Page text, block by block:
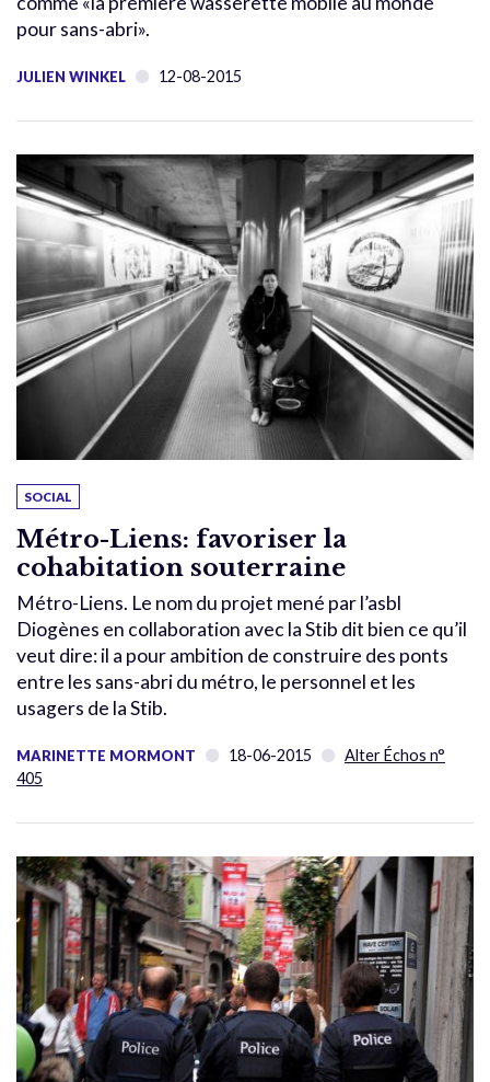
pour sans-abri».
JULIEN WINKEL 12-08-2015
SOCIAL
Métro-Liens: favoriser la
cohabitation souterraine
Métro-Liens. Le nom du projet mené par l’asbl
Diogènes en collaboration avec la Stib dit bien ce qu’il
veut dire: il a pour ambition de construire des ponts
entre les sans-abri du métro, le personnel et les
usagers de la Stib.
MARINETTE MORMONT 18-06-2015
Alter Échos n°
405